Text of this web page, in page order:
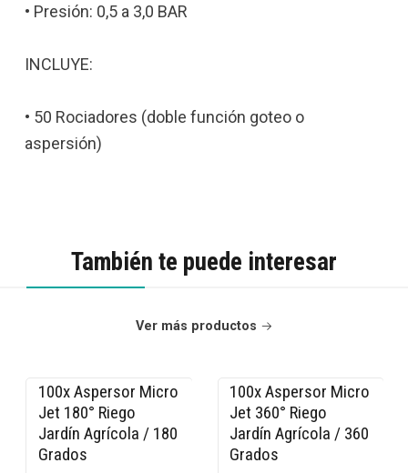
• Presión: 0,5 a 3,0 BAR
INCLUYE:
• 50 Rociadores (doble función goteo o
aspersión)
También te puede interesar
Ver más productos
-15% OFF
100x Aspersor Micro
Jet 180° Riego
Jardín Agrícola / 180
Grados
-15% OFF
100x Aspersor Micro
Jet 360° Riego
Jardín Agrícola / 360
Grados